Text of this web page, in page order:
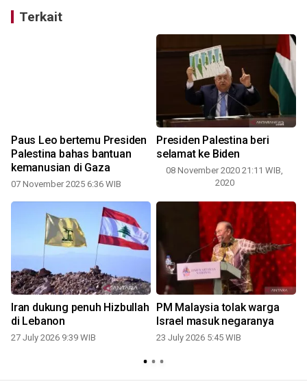
Terkait
Paus Leo bertemu Presiden
Palestina bahas bantuan
kemanusian di Gaza
07 November 2025 6:36 WIB
Presiden Palestina beri
selamat ke Biden
08 November 2020 21:11 WIB,
2020
Iran dukung penuh Hizbullah
di Lebanon
27 July 2026 9:39 WIB
PM Malaysia tolak warga
Israel masuk negaranya
23 July 2026 5:45 WIB